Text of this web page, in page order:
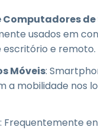
Computadores
usados em
e remoto.
Móveis:
a mobilidade nos
: Frequentemente